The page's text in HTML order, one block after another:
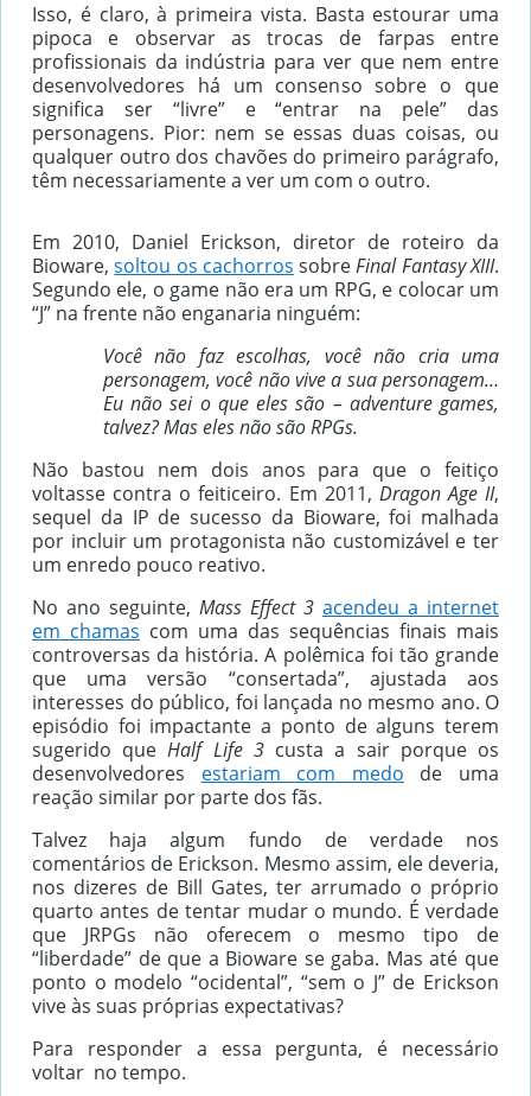
Isso, é claro, à primeira vista. Basta estourar uma
pipoca e observar as trocas de farpas entre
profissionais da indústria para ver que nem entre
desenvolvedores há um consenso sobre o que
significa ser “livre” e “entrar na pele” das
personagens. Pior: nem se essas duas coisas, ou
qualquer outro dos chavões do primeiro parágrafo,
têm necessariamente a ver um com o outro.
Em 2010, Daniel Erickson, diretor de roteiro da
Bioware,soltou os cachorros sobreFinal Fantasy XIII.
Segundo ele, o game não era um RPG, e colocar um
“J” na frente não enganaria ninguém:
Você não faz escolhas, você não cria uma
personagem, você não vive a sua personagem…
Eu não sei o que eles são – adventure games,
talvez? Mas eles não são RPGs.
Não bastou nem dois anos para que o feitiço
voltasse contra o feiticeiro. Em 2011, Dragon Age II,
sequel da IP de sucesso da Bioware, foi malhada
por incluir um protagonista não customizável e ter
um enredo pouco reativo.
No ano seguinte, Mass Effect 3 acendeu a internet
em chamas com uma das sequências finais mais
controversas da história. A polêmica foi tão grande
que uma versão “consertada”, ajustada aos
interesses do público, foi lançada no mesmo ano. O
episódio foi impactante a ponto de alguns terem
sugerido queHalf Life 3 custa a sair porque os
desenvolvedores estariam com medo de uma
reação similar por parte dos fãs.
Talvez haja algum fundo de verdade nos
comentários de Erickson. Mesmo assim, ele deveria,
nos dizeres de Bill Gates, ter arrumado o próprio
quarto antes de tentar mudar o mundo. É verdade
que JRPGs não oferecem o mesmo tipo de
“liberdade” de que a Bioware se gaba. Mas até que
ponto o modelo “ocidental”, “sem o J” de Erickson
vive às suas próprias expectativas?
Para responder a essa pergunta, é necessário
voltar no tempo.